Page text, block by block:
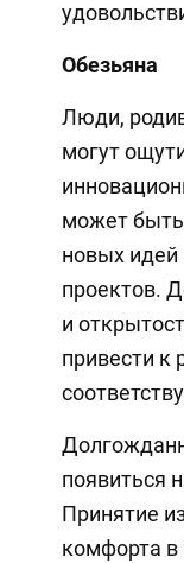
Обезьяна
Люди,
могут
может быть
новых идей
проектов.
и
привести
появиться
Принятие
комфорта в